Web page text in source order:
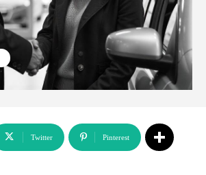
Twitter Pinterest